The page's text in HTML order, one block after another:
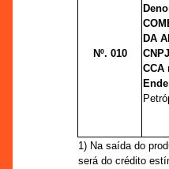
Nº. 010
DA
CCA
1) Na saída do
será do crédito